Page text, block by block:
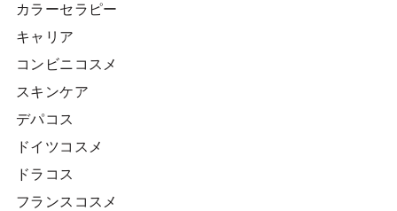
カラーセラピー
キャリア
コンビニコスメ
スキンケア
デパコス
ドイツコスメ
ドラコス
フランスコスメ